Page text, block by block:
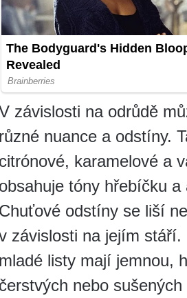
závislosti na odrůdě
různé nuance a odstíny.
citrónové, karamelové a
obsahuje tóny hřebíčku a
Chuťové odstíny se liší
závislosti na jejím
mladé listy mají jemnou,
čerstvých nebo